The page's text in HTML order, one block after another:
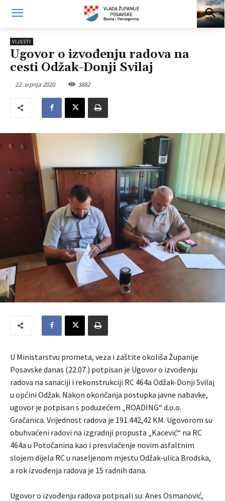
VIJESTI
Ugovor o izvođenju radova na
cesti Odžak-Donji Svilaj
22. srpnja 2020. 3882
U Ministarstvu prometa, veza i zaštite okoliša Županije
Posavske danas (22.07.) potpisan je Ugovor o izvođenju
radova na sanaciji i rekonstrukciji RC 464a Odžak-Donji Svilaj
u općini Odžak. Nakon okončanja postupka javne nabavke,
ugovor je potpisan s poduzećem „ROADING“ d.o.o.
Gračanica. Vrijednost radova je 191.442,42 KM. Ugovorom su
obuhvaćeni radovi na izgradnji propusta „Kacević“ na RC
464a u Potočanina kao i presvlačenje novim asfaltnim
slojem dijela RC u naseljenom mjestu Odžak-ulica Brodska,
a rok izvođenja radova je 15 radnih dana.
Ugovor o izvođenju radova potpisali su: Anes Osmanović,